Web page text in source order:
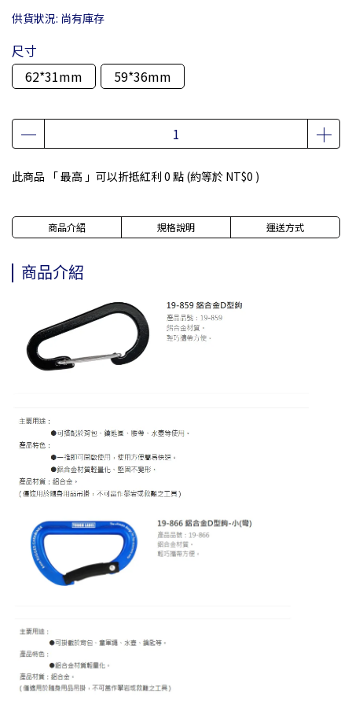
供貨狀況: 尚有庫存
尺寸
62*31mm
59*36mm
此商品 「 最高 」可以折抵紅利 0 點 (約等於 NT$0 )
商品介紹 規格說明 運送方式
商品介紹